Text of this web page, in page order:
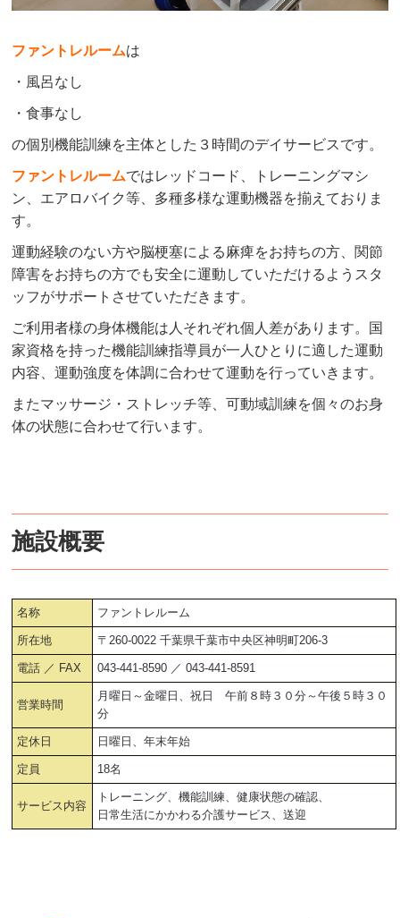
ファントレルームは
・風呂なし
・食事なし
の個別機能訓練を主体とした３時間のデイサービスです。
ファントレルームではレッドコード、トレーニングマシ
ン、エアロバイク等、多種多様な運動機器を揃えておりま
す。
運動経験のない方や脳梗塞による麻痺をお持ちの方、関節
障害をお持ちの方でも安全に運動していただけるようスタ
ッフがサポートさせていただきます。
ご利用者様の身体機能は人それぞれ個人差があります。国
家資格を持った機能訓練指導員が一人ひとりに適した運動
内容、運動強度を体調に合わせて運動を行っていきます。
またマッサージ・ストレッチ等、可動域訓練を個々のお身
体の状態に合わせて行います。
施設概要
名称 ファントレルーム
所在地 〒260-0022 千葉県千葉市中央区神明町206-3
電話 ／ FAX 043-441-8590 ／ 043-441-8591
営業時間
月曜日～金曜日、祝日 午前８時３０分～午後５時３０
分
定休日 日曜日、年末年始
定員 18名
サービス内容
トレーニング、機能訓練、健康状態の確認、
日常生活にかかわる介護サービス、送迎